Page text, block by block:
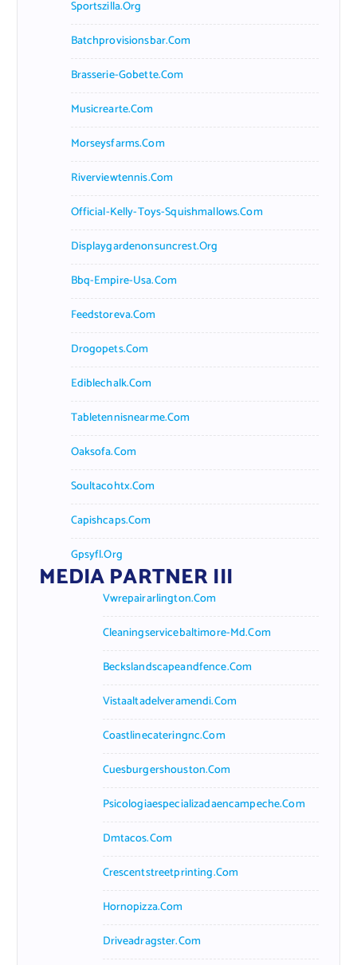
Sportszilla.org
Batchprovisionsbar.com
Brasserie-Gobette.com
Musicrearte.com
Morseysfarms.com
Riverviewtennis.com
Official-Kelly-Toys-Squishmallows.com
Displaygardenonsuncrest.org
Bbq-Empire-Usa.com
Feedstoreva.com
Drogopets.com
Ediblechalk.com
Tabletennisnearme.com
Oaksofa.com
Soultacohtx.com
Capishcaps.com
Gpsyfl.org
MEDIA PARTNER III
Vwrepairarlington.com
Cleaningservicebaltimore-Md.com
Beckslandscapeandfence.com
Vistaaltadelveramendi.com
Coastlinecateringnc.com
Cuesburgershouston.com
Psicologiaespecializadaencampeche.com
Dmtacos.com
Crescentstreetprinting.com
Hornopizza.com
Driveadragster.com